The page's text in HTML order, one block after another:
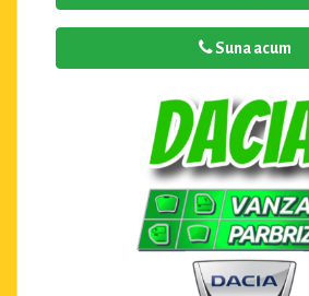
Suna acum